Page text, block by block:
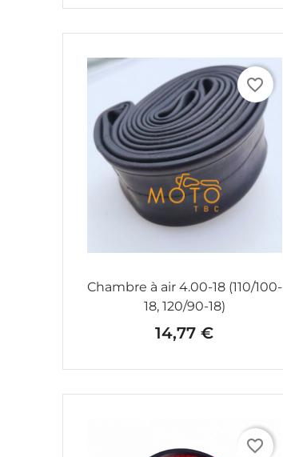
favorite_border
Chambre à air 4.00-18 (110/100-
18, 120/90-18)
Prix
14,77 €
favorite_border